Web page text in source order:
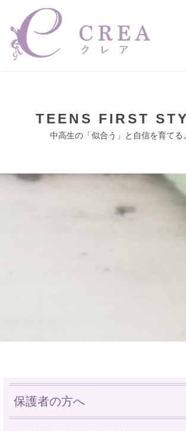
content
TEENS FIRST
中高生の「似合う」と自信を育てる
保護者の方へ